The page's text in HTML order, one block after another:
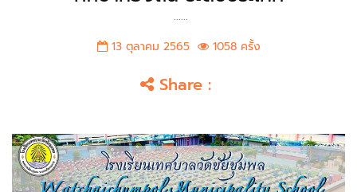
......
13 ตุลาคม 2565
1058 ครั้ง
Share :